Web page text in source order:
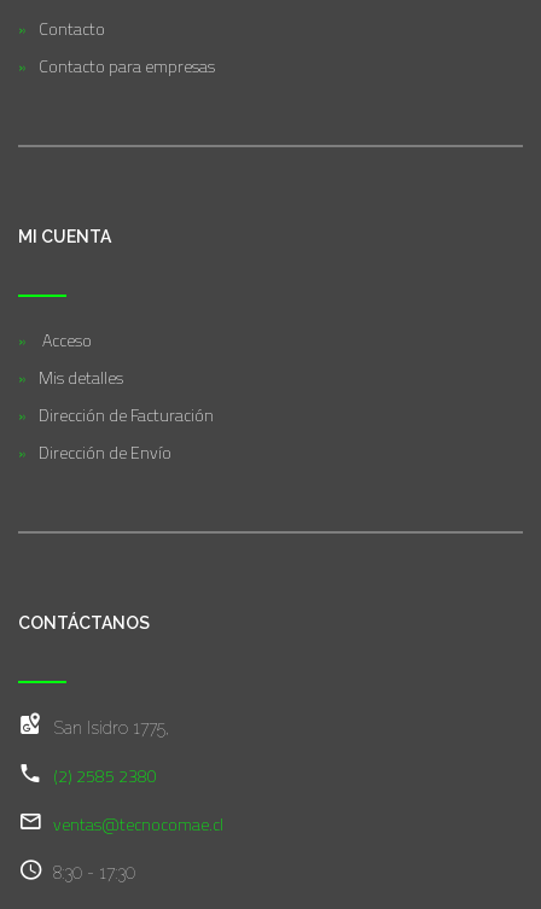
Contacto
Contacto para empresas
MI CUENTA
Acceso
Mis detalles
Dirección de Facturación
Dirección de Envío
CONTÁCTANOS
San Isidro 1775,
(2) 2585 2380
ventas@tecnocomae.cl
8:30 - 17:30